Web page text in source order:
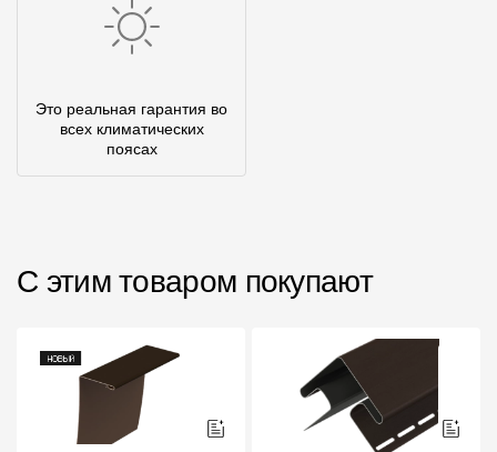
Это реальная гарантия во
всех климатических
поясах
С этим товаром покупают